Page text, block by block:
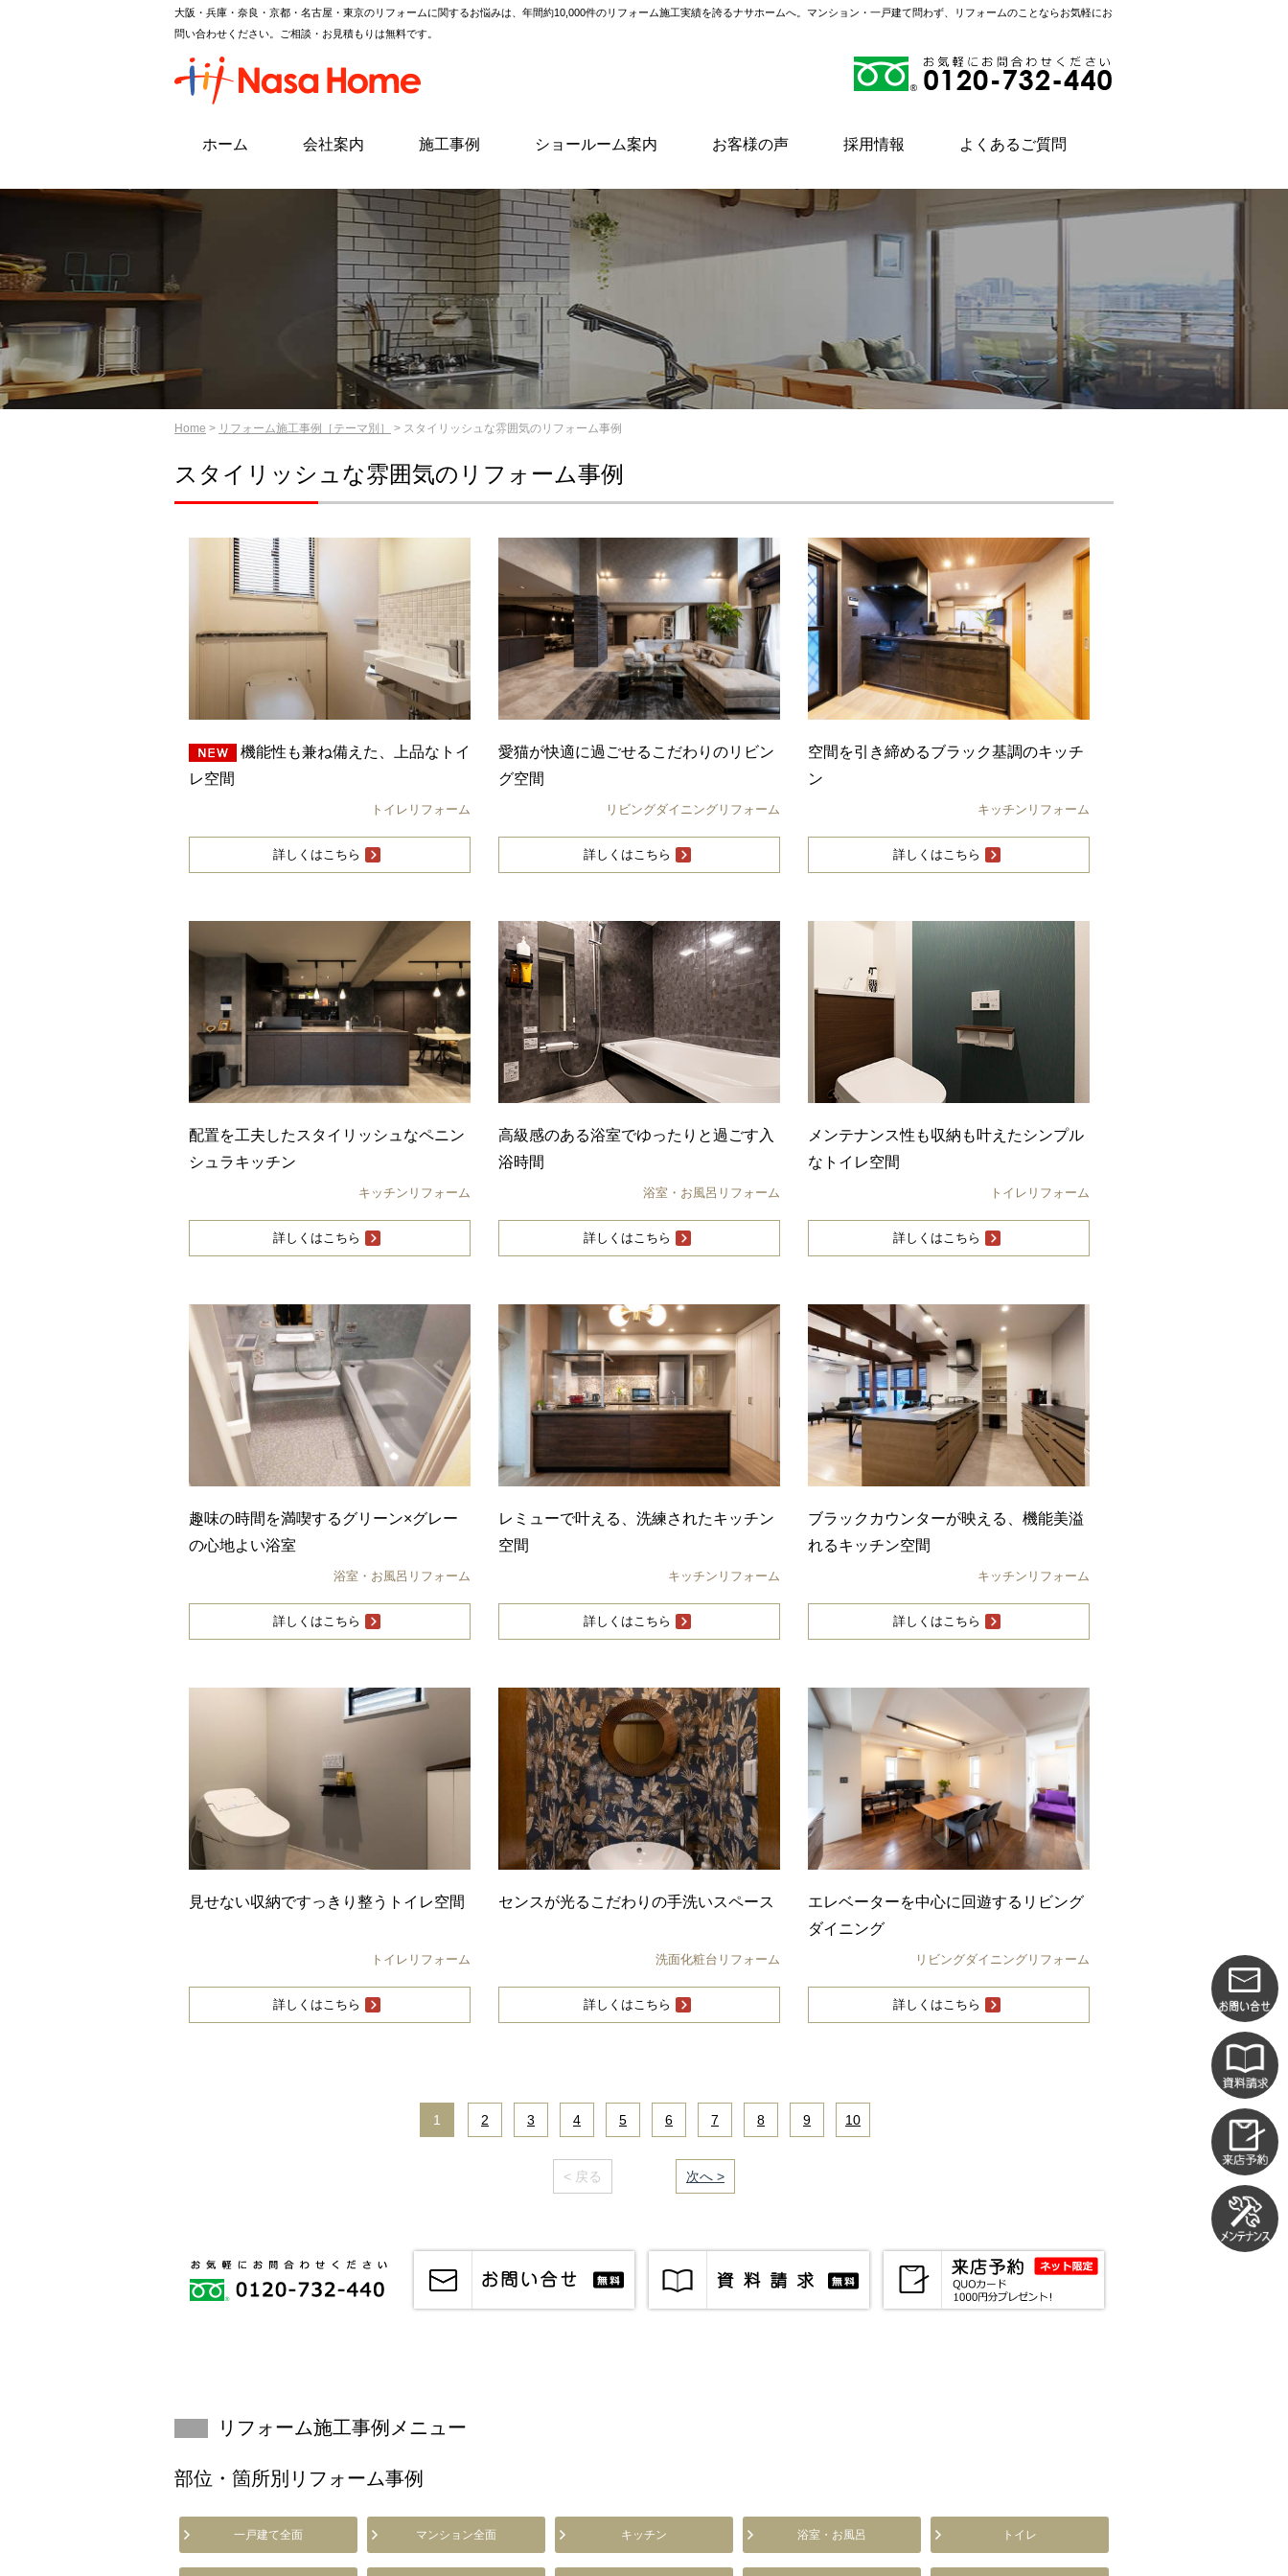
大阪・兵庫・奈良・京都・名古屋・東京のリフォームに関するお悩みは、年間約10,000件のリフォーム施工実績を誇るナサホームへ。マンション・一戸建て問わず、リフォームのことならお気軽にお
問い合わせください。ご相談・お見積もりは無料です。
ホーム 会社案内 施工事例 ショールーム案内 お客様の声 採用情報 よくあるご質問
Home > リフォーム施工事例［テーマ別］ > スタイリッシュな雰囲気のリフォーム事例
スタイリッシュな雰囲気のリフォーム事例
機能性も兼ね備えた、上品なトイ
レ空間
トイレリフォーム
詳しくはこちら
愛猫が快適に過ごせるこだわりのリビン
グ空間
リビングダイニングリフォーム
詳しくはこちら
空間を引き締めるブラック基調のキッチ
ン
キッチンリフォーム
詳しくはこちら
配置を工夫したスタイリッシュなペニン
シュラキッチン
キッチンリフォーム
詳しくはこちら
高級感のある浴室でゆったりと過ごす入
浴時間
浴室・お風呂リフォーム
詳しくはこちら
メンテナンス性も収納も叶えたシンプル
なトイレ空間
トイレリフォーム
詳しくはこちら
趣味の時間を満喫するグリーン×グレー
の心地よい浴室
浴室・お風呂リフォーム
詳しくはこちら
レミューで叶える、洗練されたキッチン
空間
キッチンリフォーム
詳しくはこちら
ブラックカウンターが映える、機能美溢
れるキッチン空間
キッチンリフォーム
詳しくはこちら
見せない収納ですっきり整うトイレ空間
トイレリフォーム
詳しくはこちら
センスが光るこだわりの手洗いスペース
洗面化粧台リフォーム
詳しくはこちら
エレベーターを中心に回遊するリビング
ダイニング
リビングダイニングリフォーム
詳しくはこちら
1 2 3 4 5 6 7 8 9 10
< 戻る 次へ >
リフォーム施工事例メニュー
部位・箇所別リフォーム事例
一戸建て全面 マンション全面 キッチン 浴室・お風呂 トイレ